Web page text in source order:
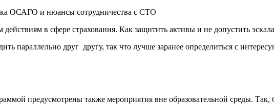
ОСАГО и нюансы сотрудничества с СТО
в сфере страхования. Как защитить активы и не допустить
параллельно друг другу, так что лучше заранее определиться с
предусмотрены также мероприятия вне образовательной среды. Так,